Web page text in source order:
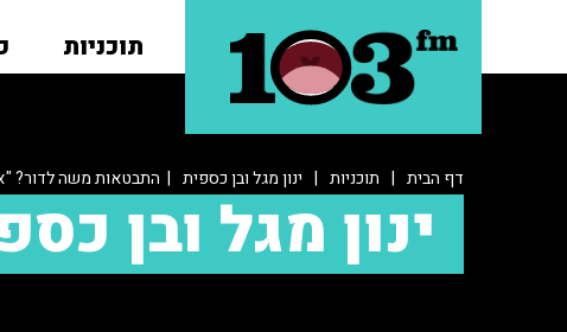
תוכניות
דף הבית | תוכניות | ינון מגל ובן כספית | התבטאות משה לדור?
ינון מגל ובן